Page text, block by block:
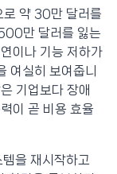
로 약 30만 달러를
만 달러를 잃는
이나 기능 저하가
여실히 보여줍니
기업보다 장애
이 곧 비용 효율
을 재시작하고